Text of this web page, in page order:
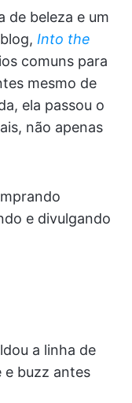
de beleza e um
Into the
comuns para
mesmo de
ela passou o
não apenas
e divulgando
a linha de
e buzz antes